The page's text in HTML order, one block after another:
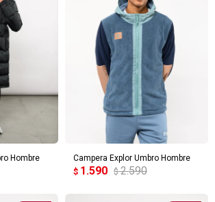
Hombre Campera Explor Umbro Hombre
$ 1.590 $ 2.590